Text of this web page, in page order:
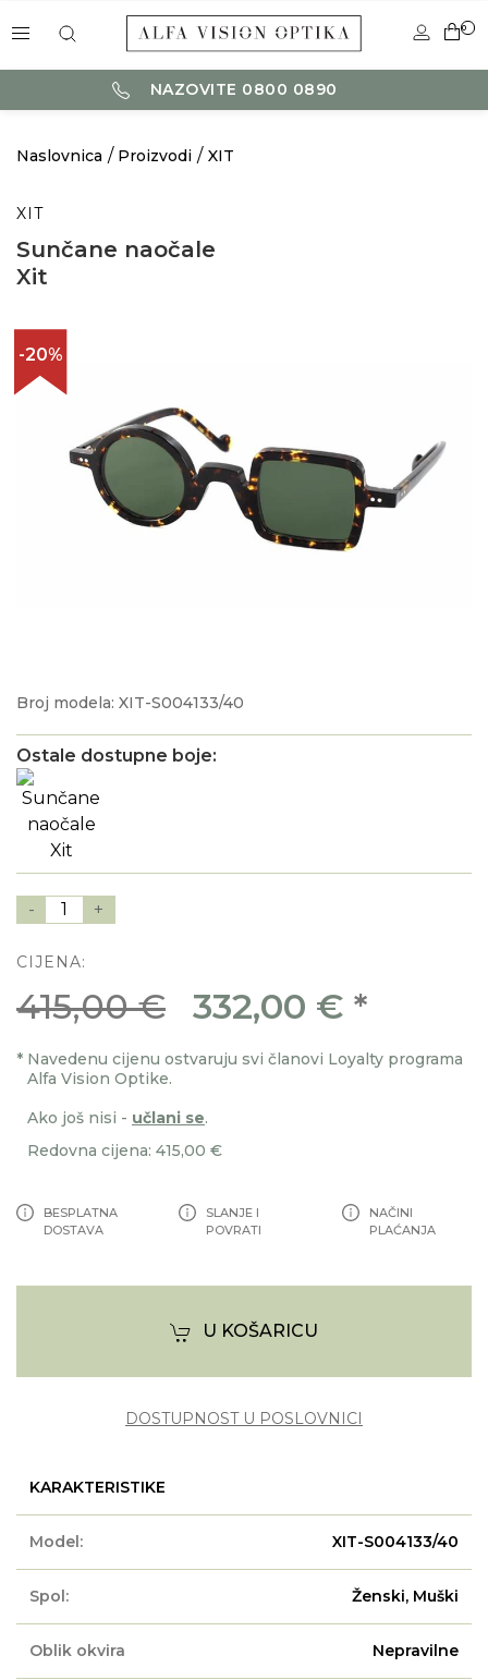
0
NAZOVITE 0800 0890
Naslovnica Proizvodi XIT
XIT
Sunčane naočale
Xit
-20%
Broj modela: XIT-S004133/40
Ostale dostupne boje:
- 1 +
CIJENA:
415,00 € 332,00 € *
* Navedenu cijenu ostvaruju svi članovi Loyalty programa
Alfa Vision Optike.
Ako još nisi - učlani se.
Redovna cijena: 415,00 €
BESPLATNA
DOSTAVA
SLANJE I
POVRATI
NAČINI
PLAĆANJA
U KOŠARICU
DOSTUPNOST U POSLOVNICI
KARAKTERISTIKE
Model: XIT-S004133/40
Spol: Ženski, Muški
Oblik okvira Nepravilne